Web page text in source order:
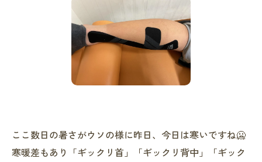
ここ数日の暑さがウソの様に昨日、今日は寒いですね🥶
寒暖差もあり「ギックリ首」「ギックリ背中」「ギック